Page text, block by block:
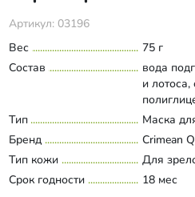
Артикул: 03196
Вес
75 г
Состав
вода
и
масло
лецитин,
кислота,
Тип
Маска
Бренд
Crimean
Тип кожи
Для
Срок годности
18 мес